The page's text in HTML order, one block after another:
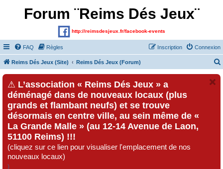
Forum ¨Reims Dés Jeux¨
http://reimsdesjeux.fr/facebook-events
FAQ Règles Connexion
Inscription
Reims Dés Jeux (Site) Reims Dés Jeux (Forum)
⚠ L’association « Reims Dés Jeux » a
déménagé dans de nouveaux locaux (plus
grands et flambant neufs) et se trouve
désormais en centre ville, au sein même de «
La Grande Malle » (au 12-14 Avenue de Laon,
51100 Reims) !!!
(cliquez sur ce lien pour visualiser l'emplacement de nos
nouveaux locaux)
)